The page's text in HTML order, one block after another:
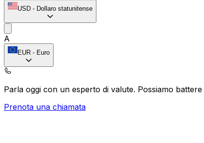
USD - Dollaro statunitense
A
EUR - Euro
Parla oggi con un esperto di valute. Possiamo
Prenota una chiamata